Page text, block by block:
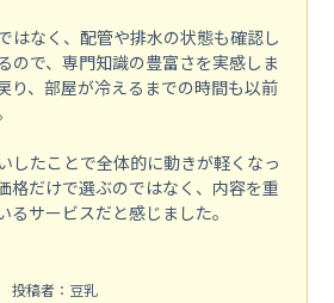
はなく、配管や排水の状態も確認し
ので、専門知識の豊富さを実感しま
り、部屋が冷えるまでの時間も以前
したことで全体的に動きが軽くなっ
格だけで選ぶのではなく、内容を重
るサービスだと感じました。
投稿者：豆乳